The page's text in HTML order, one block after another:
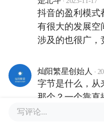
抖音的盈利模
有很大的发展空
涉及的也很广，
灿阳繁星创始人 ·
字节是什么，从
那个？一个靠直
头们比，论钱和
写评论...